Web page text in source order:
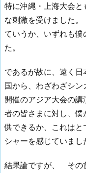
特に沖縄・上海大会と
な刺激を受けました。
ていうか、いずれも
た。
であるが故に、遠く
国から、わざわざシ
開催のアジア大会の
者の皆さまに対し、
供できるか、これは
シャーを感じていまし
結果論ですが、 その